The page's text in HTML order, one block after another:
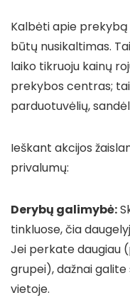
Kalbėti apie prekybą
būtų nusikaltimas.
laiko tikruoju kainų
prekybos centras;
parduotuvėlių,
Ieškant akcijos
privalumų:
Derybų galimybė:
tinkluose, čia
Jei perkate daugiau
grupei), dažnai
vietoje.